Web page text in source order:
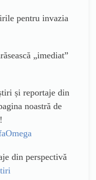
pentru invazia
„imediat”
și reportaje din
noastră de
din perspectivă